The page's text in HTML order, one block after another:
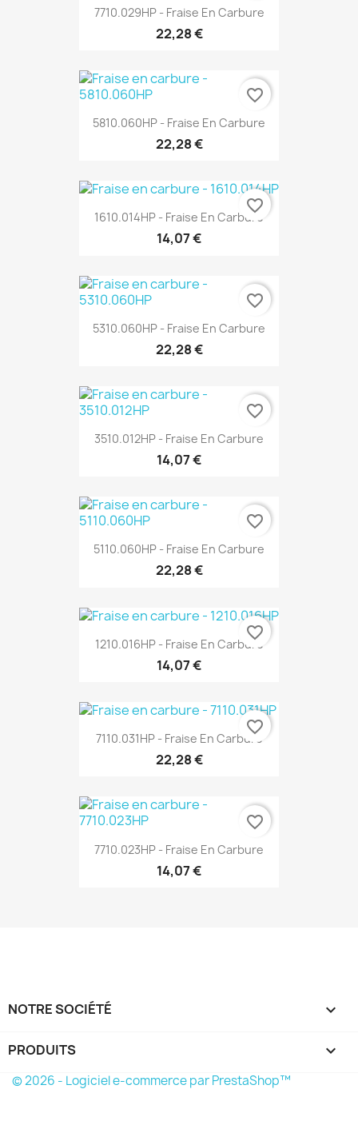
7710.029HP - Fraise En Carbure
22,28 €
5810.060HP - Fraise En Carbure
22,28 €
favorite_border
1610.014HP - Fraise En Carbure
14,07 €
favorite_border
5310.060HP - Fraise En Carbure
22,28 €
favorite_border
3510.012HP - Fraise En Carbure
14,07 €
favorite_border
5110.060HP - Fraise En Carbure
22,28 €
favorite_border
1210.016HP - Fraise En Carbure
14,07 €
favorite_border
7110.031HP - Fraise En Carbure
22,28 €
favorite_border
7710.023HP - Fraise En Carbure
14,07 €
favorite_border
NOTRE SOCIÉTÉ 
PRODUITS 
© 2026 - Logiciel e-commerce par PrestaShop™